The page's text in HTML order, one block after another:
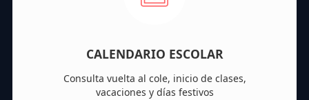
CALENDARIO ESCOLAR
Consulta vuelta al cole, inicio de clases,
vacaciones y días festivos